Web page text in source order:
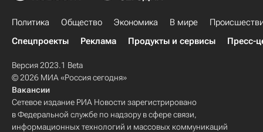
Политика Общество Экономика В мире
Спецпроекты
Реклама Продукты и сервисы Пресс-
Версия 2023.1 Beta
© 2026 МИА «Россия сегодня»
Вакансии
Сетевое издание РИА Новости зарегистрировано
в Федеральной службе по надзору в сфере связи,
информационных технологий и массовых коммуникаций